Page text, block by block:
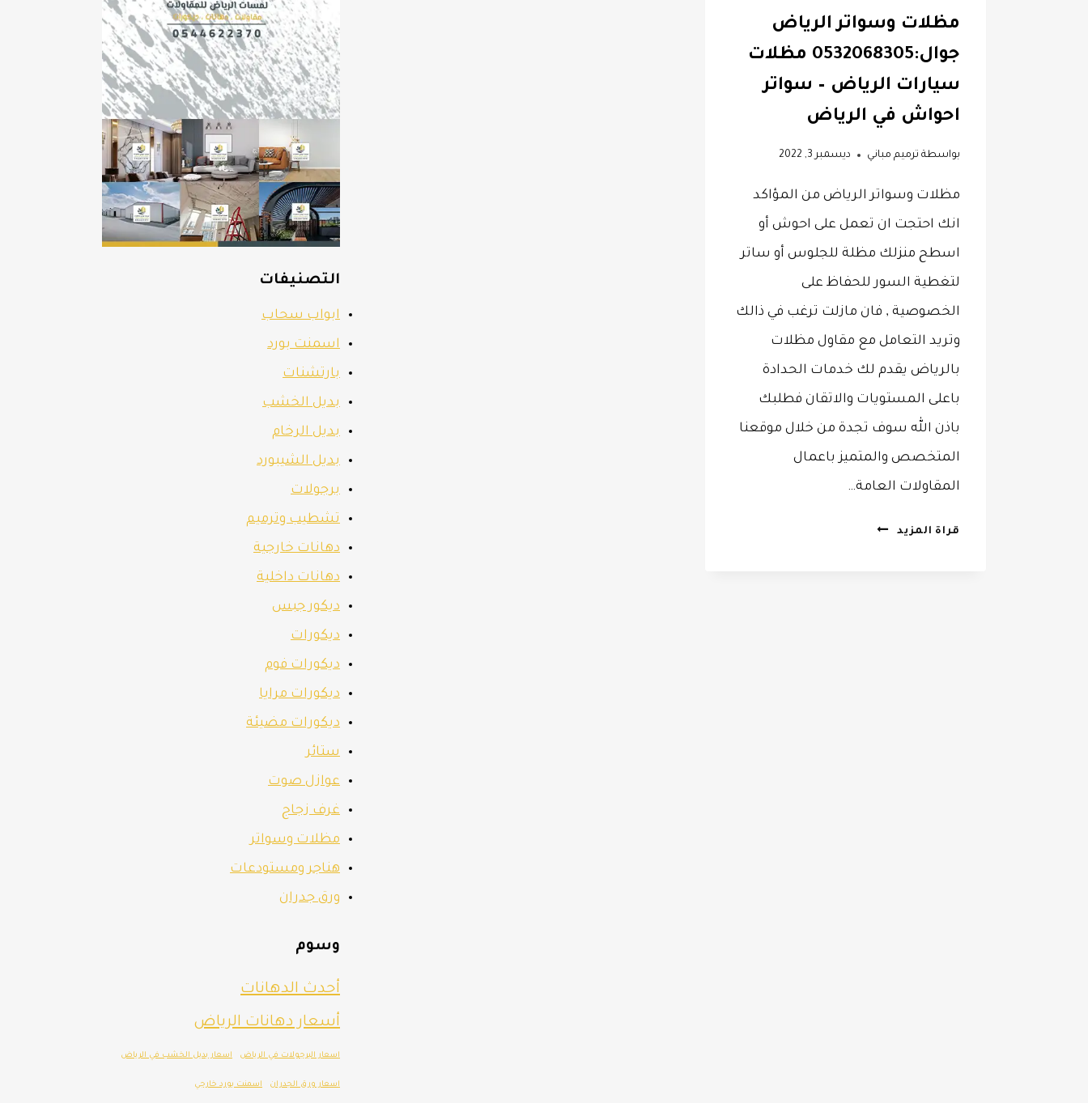
مظلات وسواتر الرياض
جوال:0532068305 مظلات
سيارات الرياض – سواتر
احواش في الرياض
بواسطة ترميم مباني ديسمبر 3, 2022
مظلات وسواتر الرياض من المؤاكد
انك احتجت ان تعمل على احوش أو
اسطح منزلك مظلة للجلوس أو ساتر
لتغطية السور للحفاظ على
الخصوصية , فان مازلت ترغب في ذالك
وتريد التعامل مع مقاول مظلات
بالرياض يقدم لك خدمات الحدادة
باعلى المستويات والاتقان فطلبك
باذن الله سوف تجدة من خلال موقعنا
المتخصص والمتميز باعمال
المقاولات العامة…
قراة المزيد
مظلات
التصنيفات
ابواب سحاب
اسمنت بورد
بارتشنات
بديل الخشب
بديل الرخام
بديل الشيبورد
برجولات
تشطيب وترميم
دهانات خارجية
دهانات داخلية
ديكور جبس
ديكورات
ديكورات فوم
ديكورات مرايا
ديكورات مضيئة
ستائر
عوازل صوت
غرف زجاج
مظلات وسواتر
هناجر ومستودعات
ورق جدران
وسوم
أحدث الدهانات
أسعار دهانات الرياض
اسعار البرجولات في الرياض اسعار بديل الخشب في الرياض
اسعار ورق الجدران اسمنت بورد خارجي